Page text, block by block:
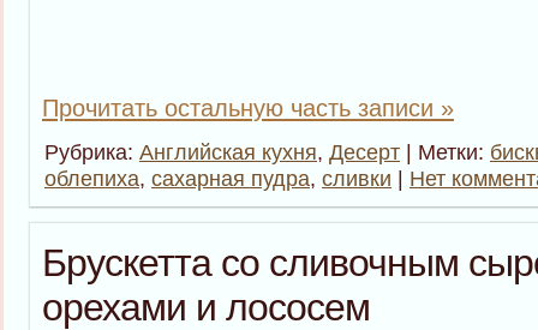
Прочитать остальную часть записи »
Рубрика: Английская кухня, Десерт | Метки:
облепиха, сахарная пудра, сливки | Нет
Брускетта со сливочным
орехами и лососем